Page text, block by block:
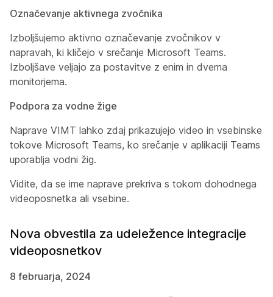
Označevanje aktivnega zvočnika
Izboljšujemo aktivno označevanje zvočnikov v
napravah, ki kličejo v srečanje Microsoft Teams.
Izboljšave veljajo za postavitve z enim in dvema
monitorjema.
Podpora za vodne žige
Naprave VIMT lahko zdaj prikazujejo video in vsebinske
tokove Microsoft Teams, ko srečanje v aplikaciji Teams
uporablja vodni žig.
Vidite, da se ime naprave prekriva s tokom dohodnega
videoposnetka ali vsebine.
Nova obvestila za udeležence integracije
videoposnetkov
8 februarja, 2024